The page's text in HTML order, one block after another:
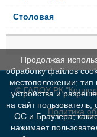
Столовая
© ГАПОУ РК
Политика
Продолжая
обработку файлов
местоположении; тип
устройства и
на сайт пользователь;
ОС и Браузера;
нажимает